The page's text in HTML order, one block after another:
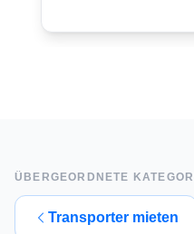
ÜBERGEORDNETE
Transporter mieten